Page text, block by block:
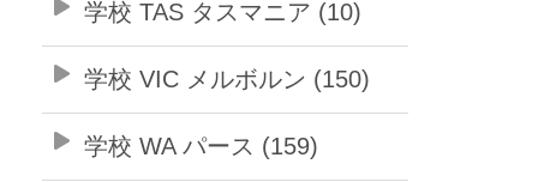
学校 TAS タスマニア (10)
学校 VIC メルボルン (150)
学校 WA パース (159)